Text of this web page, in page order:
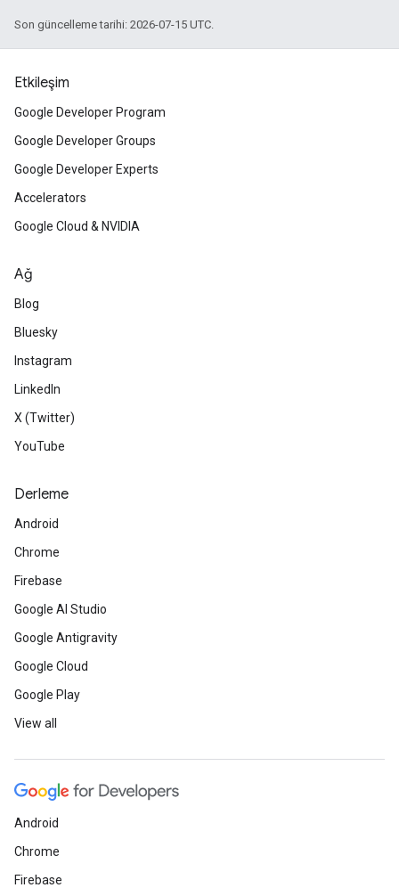
Son güncelleme tarihi: 2026-07-15 UTC.
Etkileşim
Google Developer Program
Google Developer Groups
Google Developer Experts
Accelerators
Google Cloud & NVIDIA
Ağ
Blog
Bluesky
Instagram
LinkedIn
X (Twitter)
YouTube
Derleme
Android
Chrome
Firebase
Google AI Studio
Google Antigravity
Google Cloud
Google Play
View all
Android
Chrome
Firebase